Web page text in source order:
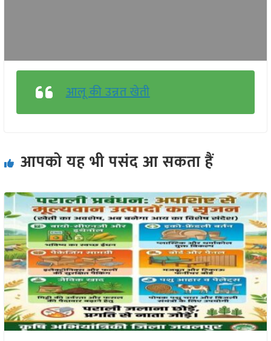
आलू की उन्नत खेती
आपको यह भी पसंद आ सकता हैं